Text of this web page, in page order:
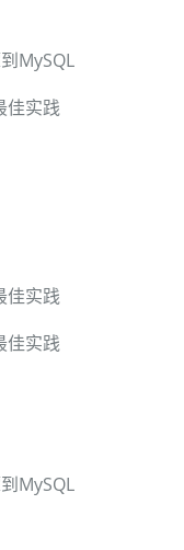
MySQL
佳实践
佳实践
佳实践
MySQL